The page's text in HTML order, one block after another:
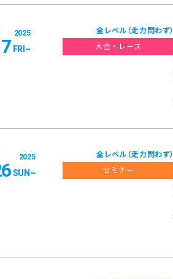
2025
FRI ~
全レベル（走力問わず）
大会・レース
2025
SUN ~
全レベル（走力問わず）
セミナー